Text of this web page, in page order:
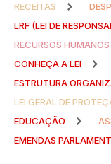
RECEITAS
LRF (LEI DE
RECURSOS HUMANOS
CONHEÇA A LEI
ESTRUTURA
LEI GERAL DE
EDUCAÇÃO
EMENDAS